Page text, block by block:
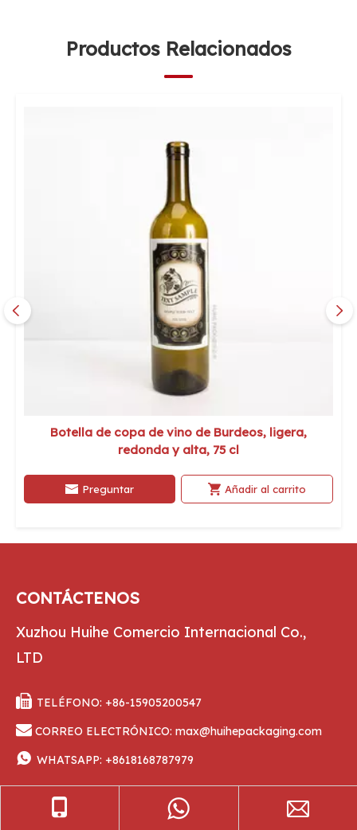
Productos Relacionados
Botella de copa de vino de Burdeos, ligera,
redonda y alta, 75 cl
Preguntar Añadir al carrito
CONTÁCTENOS
Xuzhou Huihe Comercio Internacional Co.,
LTD
 TELÉFONO: +86-15905200547
 CORREO ELECTRÓNICO: max@huihepackaging.com
 WHATSAPP: +8618168787979